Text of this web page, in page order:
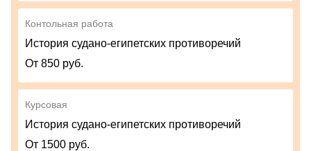
Контольная работа
История судано-египетских противоречий
От 850 руб.
Курсовая
История судано-египетских противоречий
От 1500 руб.